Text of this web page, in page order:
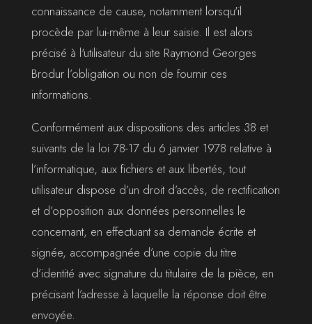
connaissance de cause, notamment lorsqu'il
procède par lui-même à leur saisie. Il est alors
précisé à l'utilisateur du site Raymond Georges
Brodur l’obligation ou non de fournir ces
informations.
Conformément aux dispositions des articles 38 et
suivants de la loi 78-17 du 6 janvier 1978 relative à
l’informatique, aux fichiers et aux libertés, tout
utilisateur dispose d’un droit d’accès, de rectification
et d’opposition aux données personnelles le
concernant, en effectuant sa demande écrite et
signée, accompagnée d’une copie du titre
d’identité avec signature du titulaire de la pièce, en
précisant l’adresse à laquelle la réponse doit être
envoyée.